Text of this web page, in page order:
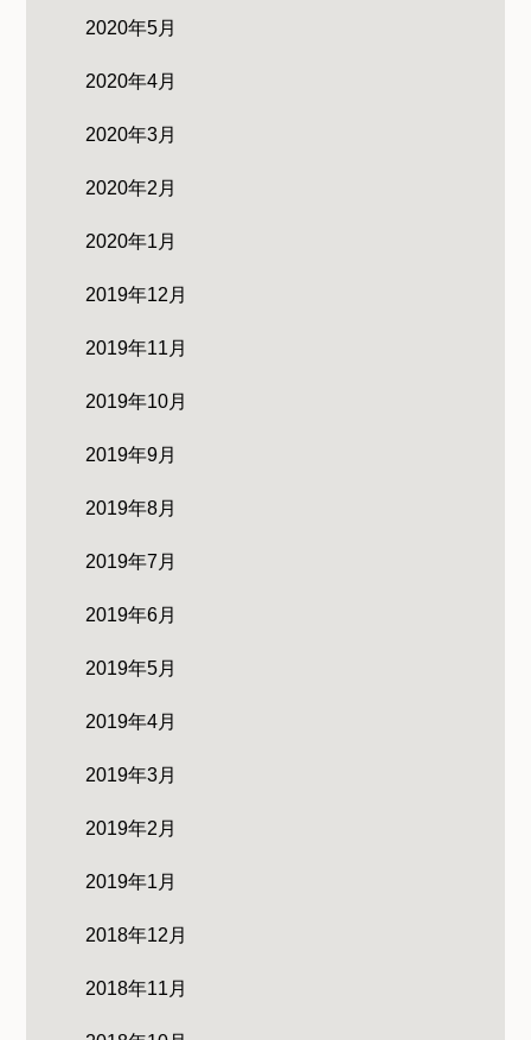
2020年5月
2020年4月
2020年3月
2020年2月
2020年1月
2019年12月
2019年11月
2019年10月
2019年9月
2019年8月
2019年7月
2019年6月
2019年5月
2019年4月
2019年3月
2019年2月
2019年1月
2018年12月
2018年11月